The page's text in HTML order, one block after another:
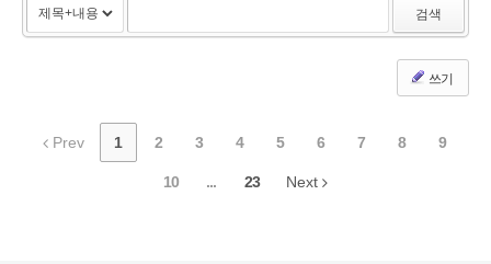
검색
쓰기
Prev 1 2 3 4 5 6 7 8 9
10 ... 23 Next